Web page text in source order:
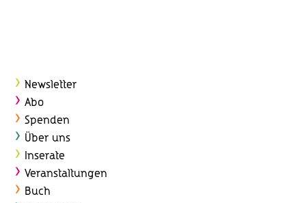
Newsletter
Abo
Spenden
Über uns
Inserate
Veranstaltungen
Buch